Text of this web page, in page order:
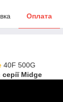
Оплата
40F 500G
Midge